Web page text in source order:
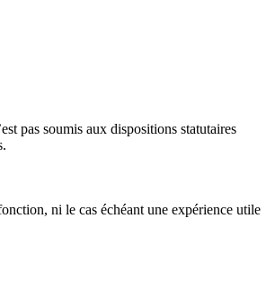
pas soumis aux dispositions statutaires
ni le cas échéant une expérience utile